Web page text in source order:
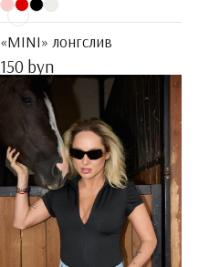
«MINI» лонгслив
150 byn